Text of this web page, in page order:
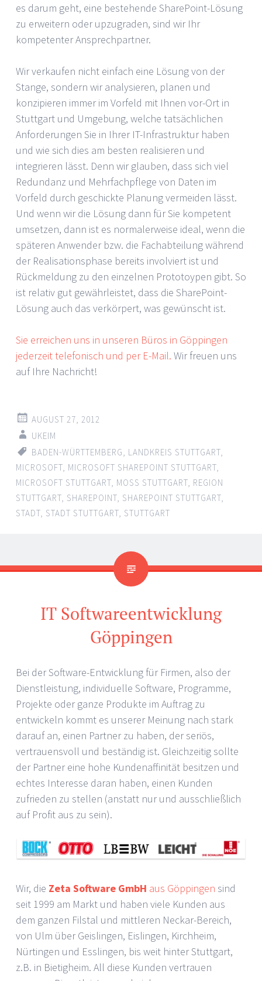
es darum geht, eine bestehende SharePoint-Lösung
zu erweitern oder upzugraden, sind wir Ihr
kompetenter Ansprechpartner.
Wir verkaufen nicht einfach eine Lösung von der
Stange, sondern wir analysieren, planen und
konzipieren immer im Vorfeld mit Ihnen vor-Ort in
Stuttgart und Umgebung, welche tatsächlichen
Anforderungen Sie in Ihrer IT-Infrastruktur haben
und wie sich dies am besten realisieren und
integrieren lässt. Denn wir glauben, dass sich viel
Redundanz und Mehrfachpflege von Daten im
Vorfeld durch geschickte Planung vermeiden lässt.
Und wenn wir die Lösung dann für Sie kompetent
umsetzen, dann ist es normalerweise ideal, wenn die
späteren Anwender bzw. die Fachabteilung während
der Realisationsphase bereits involviert ist und
Rückmeldung zu den einzelnen Prototoypen gibt. So
ist relativ gut gewährleistet, dass die SharePoint-
Lösung auch das verkörpert, was gewünscht ist.
Sie erreichen uns in unseren Büros in Göppingen
jederzeit telefonisch und per E-Mail. Wir freuen uns
auf Ihre Nachricht!
AUGUST 27, 2012
UKEIM
BADEN-WÜRTTEMBERG, LANDKREIS STUTTGART,
MICROSOFT, MICROSOFT SHAREPOINT STUTTGART,
MICROSOFT STUTTGART, MOSS STUTTGART, REGION
STUTTGART, SHAREPOINT, SHAREPOINT STUTTGART,
STADT, STADT STUTTGART, STUTTGART
IT Softwareentwicklung
Göppingen
Bei der Software-Entwicklung für Firmen, also der
Dienstleistung, individuelle Software, Programme,
Projekte oder ganze Produkte im Auftrag zu
entwickeln kommt es unserer Meinung nach stark
darauf an, einen Partner zu haben, der seriös,
vertrauensvoll und beständig ist. Gleichzeitig sollte
der Partner eine hohe Kundenaffinität besitzen und
echtes Interesse daran haben, einen Kunden
zufrieden zu stellen (anstatt nur und ausschließlich
auf Profit aus zu sein).
Wir, die Zeta Software GmbH aus Göppingen sind
seit 1999 am Markt und haben viele Kunden aus
dem ganzen Filstal und mittleren Neckar-Bereich,
von Ulm über Geislingen, Eislingen, Kirchheim,
Nürtingen und Esslingen, bis weit hinter Stuttgart,
z.B. in Bietigheim. All diese Kunden vertrauen